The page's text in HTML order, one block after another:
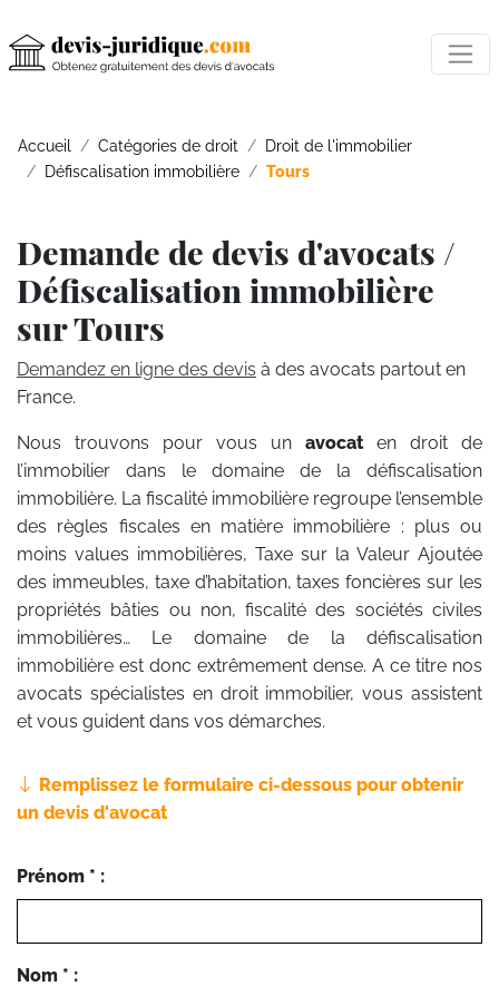
Accueil Catégories de droit
Droit de l'immobilier
Défiscalisation immobilière
Tours
Demande de devis d'avocats /
Défiscalisation immobilière
sur Tours
Demandez en ligne des devis à des avocats partout en
France.
Nous trouvons pour vous un avocat en droit de
l’immobilier dans le domaine de la défiscalisation
immobilière. La fiscalité immobilière regroupe l’ensemble
des règles fiscales en matière immobilière : plus ou
moins values immobilières, Taxe sur la Valeur Ajoutée
des immeubles, taxe d’habitation, taxes foncières sur les
propriétés bâties ou non, fiscalité des sociétés civiles
immobilières… Le domaine de la défiscalisation
immobilière est donc extrêmement dense. A ce titre nos
avocats spécialistes en droit immobilier, vous assistent
et vous guident dans vos démarches.
Remplissez le formulaire ci-dessous pour obtenir
un devis d'avocat
Prénom * :
Nom * :